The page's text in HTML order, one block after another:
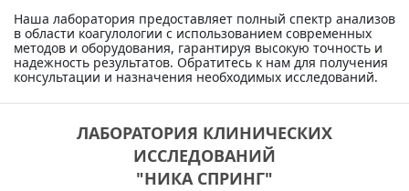
Наша лаборатория предоставляет полный спектр анализов
в области коагулологии с использованием современных
методов и оборудования, гарантируя высокую точность и
надежность результатов. Обратитесь к нам для получения
консультации и назначения необходимых исследований.
ЛАБОРАТОРИЯ КЛИНИЧЕСКИХ
ИССЛЕДОВАНИЙ
"НИКА СПРИНГ"